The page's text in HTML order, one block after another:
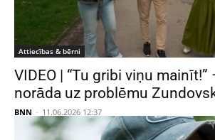
Attiecības & bērni
VIDEO | “Tu gribi viņu
norāda uz problēmu
BNN - 11.06.2026 12:37